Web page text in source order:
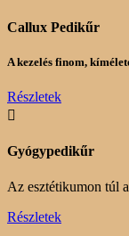
Callux Pedikűr
A kezelés finom,
Részletek

Gyógypedikűr
Az esztétikumon túl
Részletek